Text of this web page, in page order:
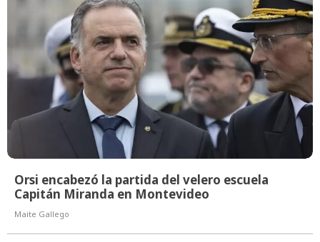
Orsi encabezó la partida del velero escuela
Capitán Miranda en Montevideo
Maite Gallego